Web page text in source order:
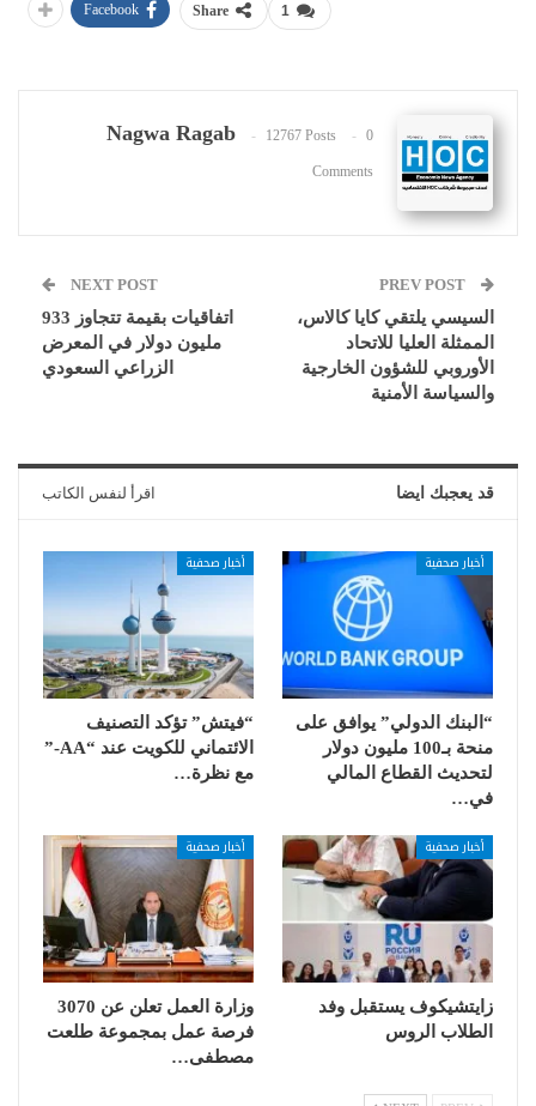
1
Share
Facebook
Nagwa Ragab 12767 Posts 0
Comments
السيسي يلتقي كايا كالاس،
الممثلة العليا للاتحاد
الأوروبي للشؤون الخارجية
والسياسة الأمنية
NEXT POST
اتفاقيات بقيمة تتجاوز 933
مليون دولار في المعرض
الزراعي السعودي
قد يعجبك ايضا اقرأ لنفس الكاتب
أخبار صحفية
“البنك الدولي” يوافق على
منحة بـ100 مليون دولار
لتحديث القطاع المالي
في…
أخبار صحفية
“فيتش” تؤكد التصنيف
الائتماني للكويت عند “AA-”
مع نظرة…
أخبار صحفية
زايتشيكوف يستقبل وفد
الطلاب الروس
أخبار صحفية
وزارة العمل تعلن عن 3070
فرصة عمل بمجموعة طلعت
مصطفى…